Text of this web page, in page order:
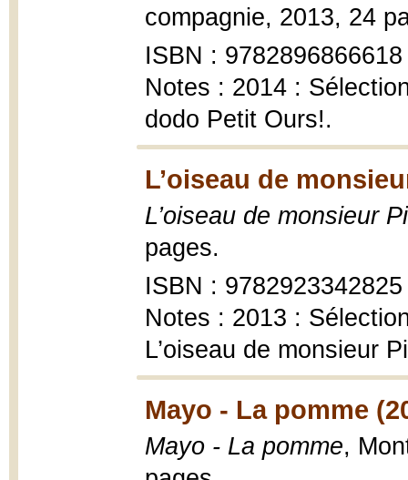
compagnie, 2013, 24
ISBN : 9782896866618
Notes : 2014 :
dodo Petit Ours!.
L’oiseau de
L’oiseau de monsieur
pages.
ISBN : 9782923342825
Notes : 2013 :
L’oiseau de monsieur
Mayo - La pomme
Mayo - La pomme,